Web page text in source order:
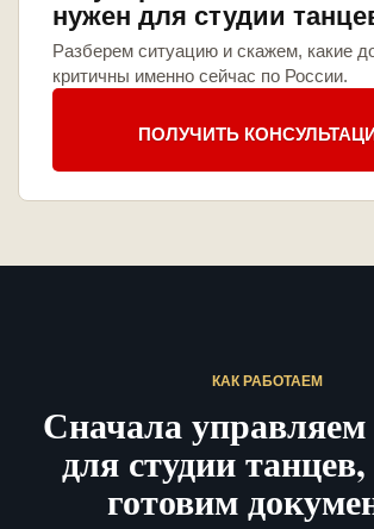
нужен для студии
Разберем ситуацию и скажем, какие
критичны именно сейчас по России.
ПОЛУЧИТЬ
КАК РАБОТАЕМ
Сначала
для студии
готовим